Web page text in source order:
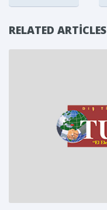
RELATED ARTICLES